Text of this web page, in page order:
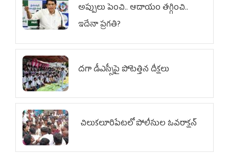
అప్పులు పెంచి.. ఆదాయం తగ్గించి..
ఇదేనా ప్రగతి?
దగా డీఎస్సీపై పోటెత్తిన దీక్షలు
చిలుక‌లూరిపేట‌లో పోలీసుల ఓవ‌రాక్ష‌న్‌